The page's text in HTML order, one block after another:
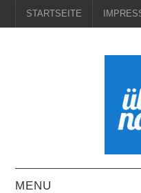
STARTSEITE
MENU